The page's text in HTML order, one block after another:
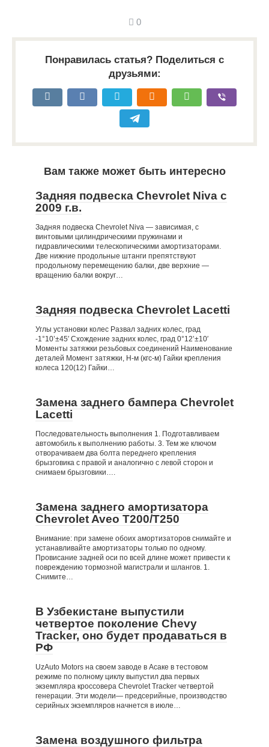
0
Понравилась статья? Поделиться с
друзьями:
Вам также может быть интересно
Задняя подвеска Chevrolet Niva с
2009 г.в.
Задняя подвеска Chevrolet Niva — зависимая, с
винтовыми цилиндрическими пружинами и
гидравлическими телескопическими амортизаторами.
Две нижние продольные штанги препятствуют
продольному перемещению балки, две верхние —
вращению балки вокруг…
Задняя подвеска Chevrolet Lacetti
Углы установки колес Развал задних колес, град
-1°10’±45′ Схождение задних колес, град 0°12’±10′
Моменты затяжки резьбовых соединений Наименование
деталей Момент затяжки, Н-м (кгс-м) Гайки крепления
колеса 120(12) Гайки…
Замена заднего бампера Chevrolet
Lacetti
Последовательность выполнения 1. Подготавливаем
автомобиль к выполнению работы. 3. Тем же ключом
отворачиваем два болта переднего крепления
брызговика с правой и аналогично с левой сторон и
снимаем брызговики….
Замена заднего амортизатора
Chevrolet Aveo T200/T250
Внимание: при замене обоих амортизаторов снимайте и
устанавливайте амортизаторы только по одному.
Провисание задней оси по всей длине может привести к
повреждению тормозной магистрали и шлангов. 1.
Снимите…
В Узбекистане выпустили
четвертое поколение Chevy
Tracker, оно будет продаваться в
РФ
UzAuto Motors на своем заводе в Асаке в тестовом
режиме по полному циклу выпустил два первых
экземпляра кроссовера Chevrolet Tracker четвертой
генерации. Эти модели— предсерийные, производство
серийных экземпляров начнется в июле…
Замена воздушного фильтра